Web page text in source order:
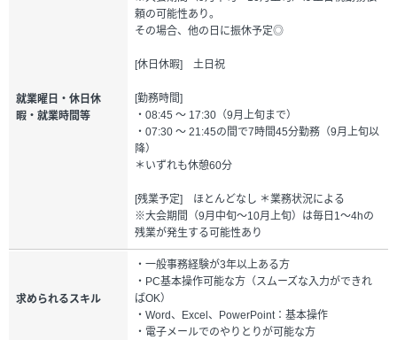
就業曜日・休日休
暇・就業時間等
頼の可能性あり。
その場合、他の日に振休予定◎
[休日休暇] 土日祝
[勤務時間]
・08:45 ～ 17:30（9月上旬まで）
・07:30 ～ 21:45の間で7時間45分勤務（9月上旬以
降）
＊いずれも休憩60分
[残業予定] ほとんどなし ＊業務状況による
※大会期間（9月中旬～10月上旬）は毎日1～4hの
残業が発生する可能性あり
求められるスキル
・一般事務経験が3年以上ある方
・PC基本操作可能な方（スムーズな入力ができれ
ばOK）
・Word、Excel、PowerPoint：基本操作
・電子メールでのやりとりが可能な方